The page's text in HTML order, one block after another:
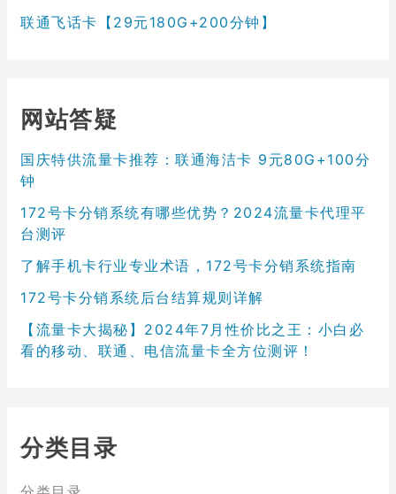
联通飞话卡【29元180G+200分钟】
网站答疑
国庆特供流量卡推荐：联通海洁卡 9元80G+100分
钟
172号卡分销系统有哪些优势？2024流量卡代理平
台测评
了解手机卡行业专业术语，172号卡分销系统指南
172号卡分销系统后台结算规则详解
【流量卡大揭秘】2024年7月性价比之王：小白必
看的移动、联通、电信流量卡全方位测评！
分类目录